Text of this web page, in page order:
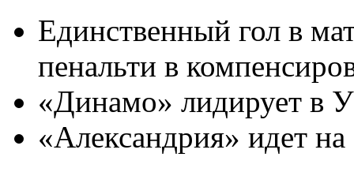
Единственный гол в
пенальти в
«Динамо» лидирует в
«Александрия» идет